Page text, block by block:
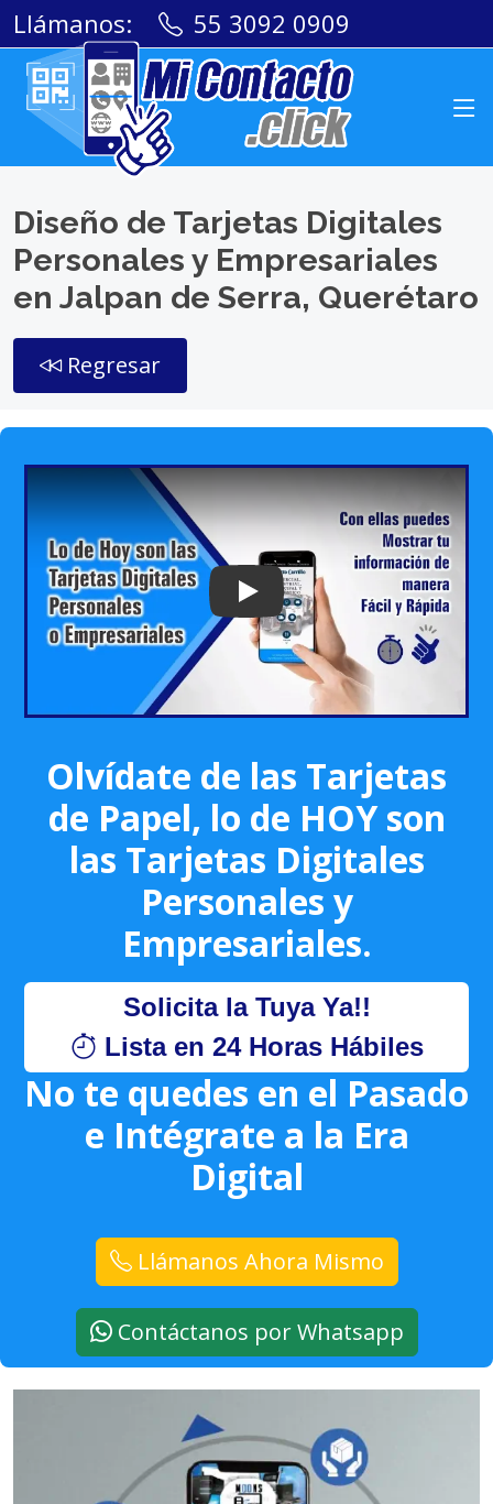
Llámanos: 55 3092 0909
Diseño de Tarjetas Digitales
Personales y Empresariales
en Jalpan de Serra, Querétaro
Regresar
Play: Keynote (Google I/O '18)
Olvídate de las Tarjetas
de Papel, lo de HOY son
las Tarjetas Digitales
Personales y
Empresariales.
Solicita la Tuya Ya!!
Lista en 24 Horas Hábiles
No te quedes en el Pasado
e Intégrate a la Era
Digital
Llámanos Ahora Mismo
Contáctanos por Whatsapp